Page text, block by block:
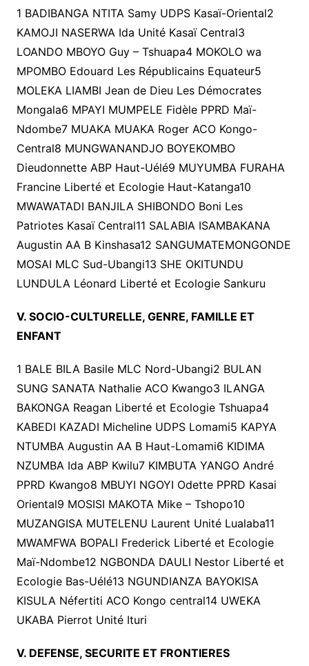
1 BADIBANGA NTITA Samy UDPS Kasaï-Oriental2
KAMOJI NASERWA Ida Unité Kasaï Central3
LOANDO MBOYO Guy – Tshuapa4 MOKOLO wa
MPOMBO Edouard Les Républicains Equateur5
MOLEKA LIAMBI Jean de Dieu Les Démocrates
Mongala6 MPAYI MUMPELE Fidèle PPRD Maï-
Ndombe7 MUAKA MUAKA Roger ACO Kongo-
Central8 MUNGWANANDJO BOYEKOMBO
Dieudonnette ABP Haut-Uélé9 MUYUMBA FURAHA
Francine Liberté et Ecologie Haut-Katanga10
MWAWATADI BANJILA SHIBONDO Boni Les
Patriotes Kasaï Central11 SALABIA ISAMBAKANA
Augustin AA B Kinshasa12 SANGUMATEMONGONDE
MOSAI MLC Sud-Ubangi13 SHE OKITUNDU
LUNDULA Léonard Liberté et Ecologie Sankuru
V. SOCIO-CULTURELLE, GENRE, FAMILLE ET
ENFANT
1 BALE BILA Basile MLC Nord-Ubangi2 BULAN
SUNG SANATA Nathalie ACO Kwango3 ILANGA
BAKONGA Reagan Liberté et Ecologie Tshuapa4
KABEDI KAZADI Micheline UDPS Lomami5 KAPYA
NTUMBA Augustin AA B Haut-Lomami6 KIDIMA
NZUMBA Ida ABP Kwilu7 KIMBUTA YANGO André
PPRD Kwango8 MBUYI NGOYI Odette PPRD Kasai
Oriental9 MOSISI MAKOTA Mike – Tshopo10
MUZANGISA MUTELENU Laurent Unité Lualaba11
MWAMFWA BOPALI Frederick Liberté et Ecologie
Maï-Ndombe12 NGBONDA DAULI Nestor Liberté et
Ecologie Bas-Uélé13 NGUNDIANZA BAYOKISA
KISULA Néfertiti ACO Kongo central14 UWEKA
UKABA Pierrot Unité Ituri
V. DEFENSE, SECURITE ET FRONTIERES